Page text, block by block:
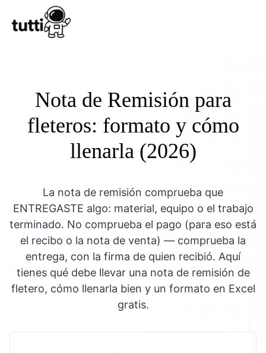
Nota de Remisión para
fleteros: formato y cómo
llenarla (2026)
La nota de remisión comprueba que
ENTREGASTE algo: material, equipo o el trabajo
terminado. No comprueba el pago (para eso está
el recibo o la nota de venta) — comprueba la
entrega, con la firma de quien recibió. Aquí
tienes qué debe llevar una nota de remisión de
fletero, cómo llenarla bien y un formato en Excel
gratis.